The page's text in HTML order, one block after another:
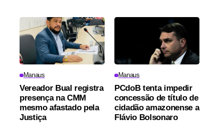
Manaus
Vereador Bual registra
presença na CMM
mesmo afastado pela
Justiça
Manaus
PCdoB tenta impedir
concessão de título de
cidadão amazonense a
Flávio Bolsonaro